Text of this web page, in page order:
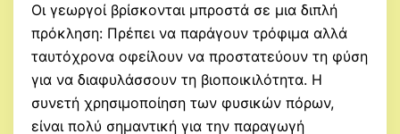
Οι γεωργοί βρίσκονται μπροστά σε μια διπλή
πρόκληση: Πρέπει να παράγουν τρόφιμα αλλά
ταυτόχρονα οφείλουν να προστατεύουν τη φύση
για να διαφυλάσσουν τη βιοποικιλότητα. Η
συνετή χρησιμοποίηση των φυσικών πόρων,
είναι πολύ σημαντική για την παραγωγή